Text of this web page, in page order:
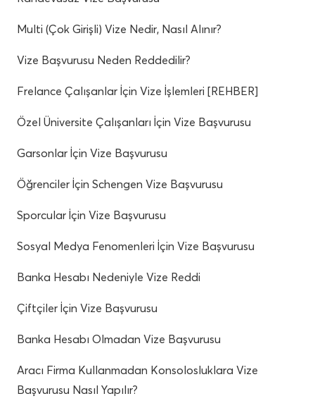
Multi (Çok Girişli) Vize Nedir, Nasıl Alınır?
Vize Başvurusu Neden Reddedilir?
Frelance Çalışanlar İçin Vize İşlemleri [REHBER]
Özel Üniversite Çalışanları İçin Vize Başvurusu
Garsonlar İçin Vize Başvurusu
Öğrenciler İçin Schengen Vize Başvurusu
Sporcular İçin Vize Başvurusu
Sosyal Medya Fenomenleri İçin Vize Başvurusu
Banka Hesabı Nedeniyle Vize Reddi
Çiftçiler İçin Vize Başvurusu
Banka Hesabı Olmadan Vize Başvurusu
Aracı Firma Kullanmadan Konsolosluklara Vize
Başvurusu Nasıl Yapılır?